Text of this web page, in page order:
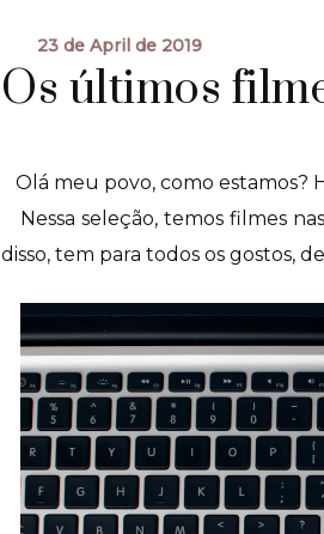
23 de April de 2019
Os últimos
Olá meu povo, como estamos?
Nessa seleção, temos filmes
disso, tem para todos os gostos,